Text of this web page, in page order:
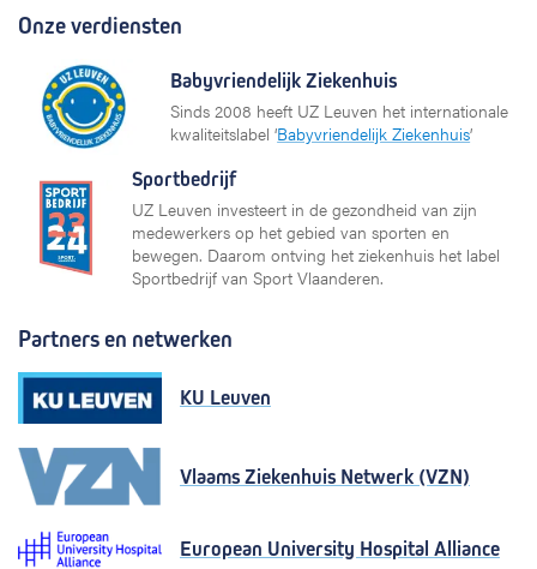
Onze verdiensten
Babyvriendelijk Ziekenhuis
Sinds 2008 heeft UZ Leuven het internationale
kwaliteitslabel ‘Babyvriendelijk Ziekenhuis’
Sportbedrijf
UZ Leuven investeert in de gezondheid van zijn
medewerkers op het gebied van sporten en
bewegen. Daarom ontving het ziekenhuis het label
Sportbedrijf van Sport Vlaanderen.
Partners en netwerken
KU Leuven
Vlaams Ziekenhuis Netwerk (VZN)
European University Hospital Alliance